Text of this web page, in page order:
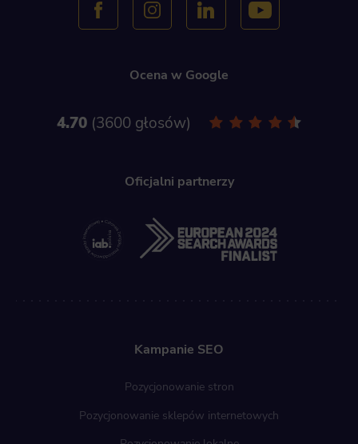
Ocena w Google
4.70 3600 głosów
Oficjalni partnerzy
Kampanie SEO
Pozycjonowanie stron
Pozycjonowanie sklepów internetowych